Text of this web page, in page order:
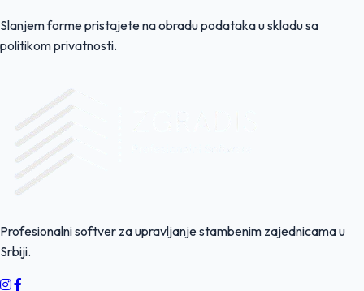
Slanjem forme pristajete na obradu podataka u skladu sa
politikom privatnosti.
Profesionalni softver za upravljanje stambenim zajednicama u
Srbiji.